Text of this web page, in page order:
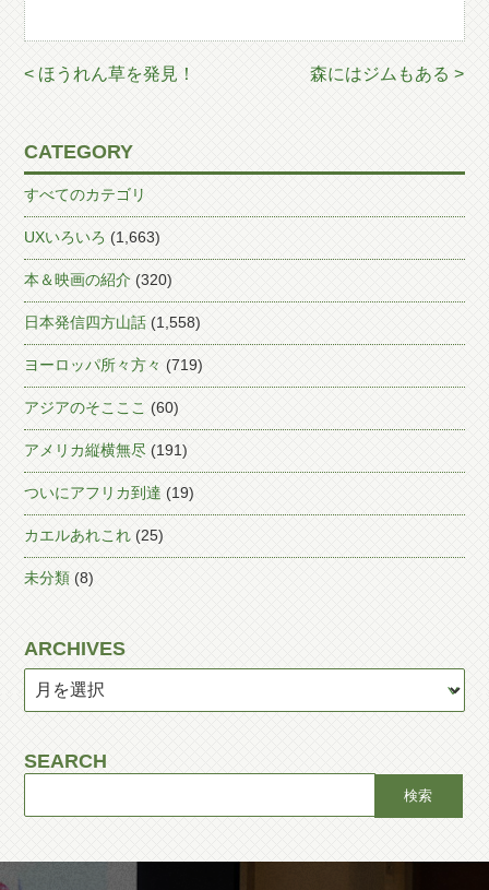
< ほうれん草を発見！ 森にはジムもある >
CATEGORY
すべてのカテゴリ
UXいろいろ (1,663)
本＆映画の紹介 (320)
日本発信四方山話 (1,558)
ヨーロッパ所々方々 (719)
アジアのそこここ (60)
アメリカ縦横無尽 (191)
ついにアフリカ到達 (19)
カエルあれこれ (25)
未分類 (8)
ARCHIVES
SEARCH